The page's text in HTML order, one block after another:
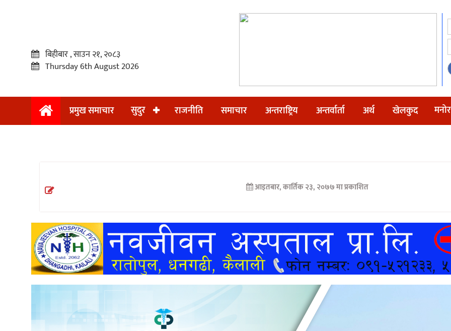
प्रमुख
अन्तराष्ट्रिय
अन्तर्वार्ता
खेलकुद
बिहीबार , साउन २१, २०८३
Thursday 6th August 2026
प्रमुख समाचार सुदुर राजनीति समाचार अन्तराष्ट्रिय अन्तर्वार्ता अर्थ खेलकुद
आइतबार, कार्तिक २३, २०७७ मा प्रकाशित